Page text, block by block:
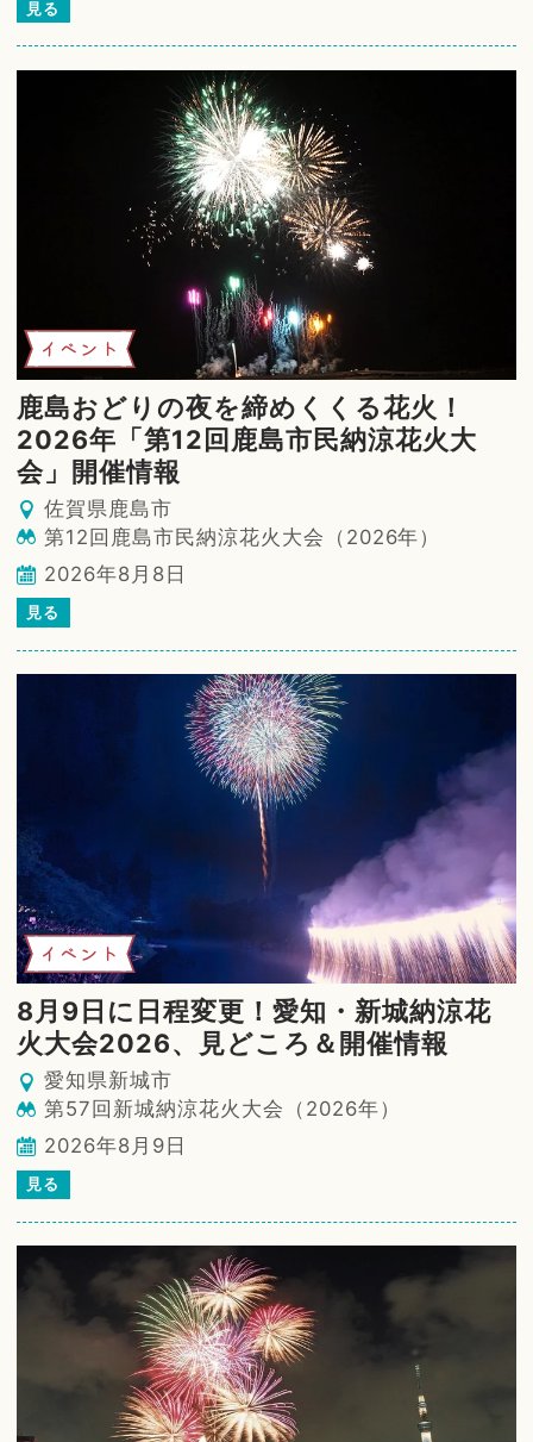
見る
イベント
鹿島おどりの夜を締めくくる花火！
2026年「第12回鹿島市民納涼花火大
会」開催情報
佐賀県鹿島市
第12回鹿島市民納涼花火大会（2026年）
2026年8月8日
見る
イベント
8月9日に日程変更！愛知・新城納涼花
火大会2026、見どころ＆開催情報
愛知県新城市
第57回新城納涼花火大会（2026年）
2026年8月9日
見る